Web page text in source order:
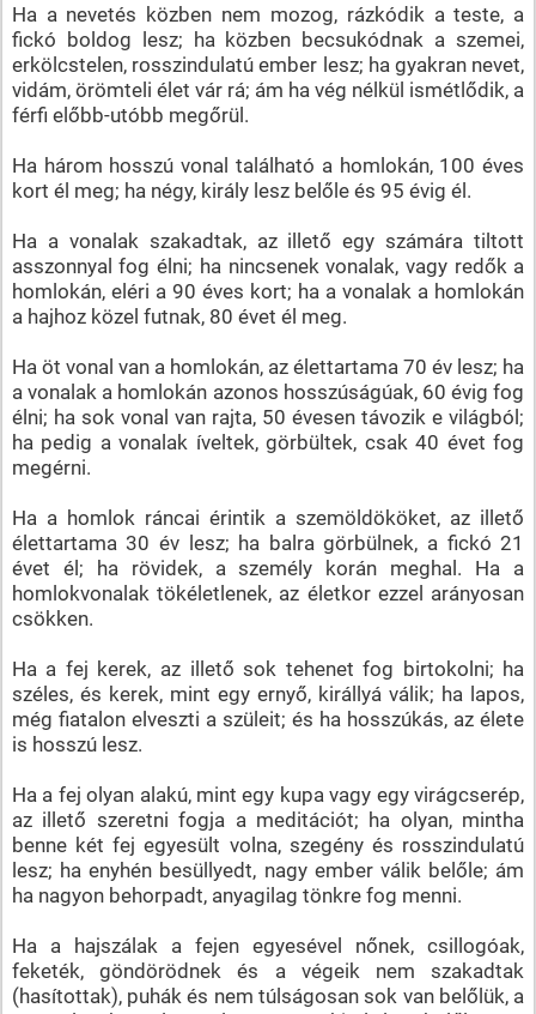
Ha a nevetés közben nem mozog, rázkódik a teste, a
fickó boldog lesz; ha közben becsukódnak a szemei,
erkölcstelen, rosszindulatú ember lesz; ha gyakran nevet,
vidám, örömteli élet vár rá; ám ha vég nélkül ismétlődik, a
férfi előbb-utóbb megőrül.
Ha három hosszú vonal található a homlokán, 100 éves
kort él meg; ha négy, király lesz belőle és 95 évig él.
Ha a vonalak szakadtak, az illető egy számára tiltott
asszonnyal fog élni; ha nincsenek vonalak, vagy redők a
homlokán, eléri a 90 éves kort; ha a vonalak a homlokán
a hajhoz közel futnak, 80 évet él meg.
Ha öt vonal van a homlokán, az élettartama 70 év lesz; ha
a vonalak a homlokán azonos hosszúságúak, 60 évig fog
élni; ha sok vonal van rajta, 50 évesen távozik e világból;
ha pedig a vonalak íveltek, görbültek, csak 40 évet fog
megérni.
Ha a homlok ráncai érintik a szemöldököket, az illető
élettartama 30 év lesz; ha balra görbülnek, a fickó 21
évet él; ha rövidek, a személy korán meghal. Ha a
homlokvonalak tökéletlenek, az életkor ezzel arányosan
csökken.
Ha a fej kerek, az illető sok tehenet fog birtokolni; ha
széles, és kerek, mint egy ernyő, királlyá válik; ha lapos,
még fiatalon elveszti a szüleit; és ha hosszúkás, az élete
is hosszú lesz.
Ha a fej olyan alakú, mint egy kupa vagy egy virágcserép,
az illető szeretni fogja a meditációt; ha olyan, mintha
benne két fej egyesült volna, szegény és rosszindulatú
lesz; ha enyhén besüllyedt, nagy ember válik belőle; ám
ha nagyon behorpadt, anyagilag tönkre fog menni.
Ha a hajszálak a fejen egyesével nőnek, csillogóak,
feketék, göndörödnek és a végeik nem szakadtak
(hasítottak), puhák és nem túlságosan sok van belőlük, a